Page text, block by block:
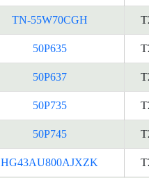
TN-55W70CGH
50P635
50P637
50P735
50P745
HG43AU800AJXZK